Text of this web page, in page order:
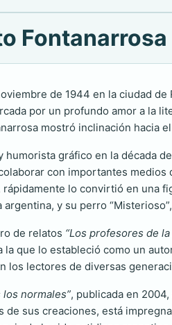
Fontanarrosa
de 1944 en la ciudad
por un profundo amor a la
mostró inclinación hacia
gráfico en la década
con importantes medios
lo convirtió en una
y su perro
de relatos “Los profesores de
que lo estableció como un
los lectores de diversas
los normales”, publicada en
de sus creaciones, está